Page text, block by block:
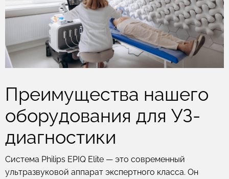
Преимущества нашего
оборудования для УЗ-
диагностики
Система Philips EPIQ Elite — это современный
ультразвуковой аппарат экспертного класса. Он